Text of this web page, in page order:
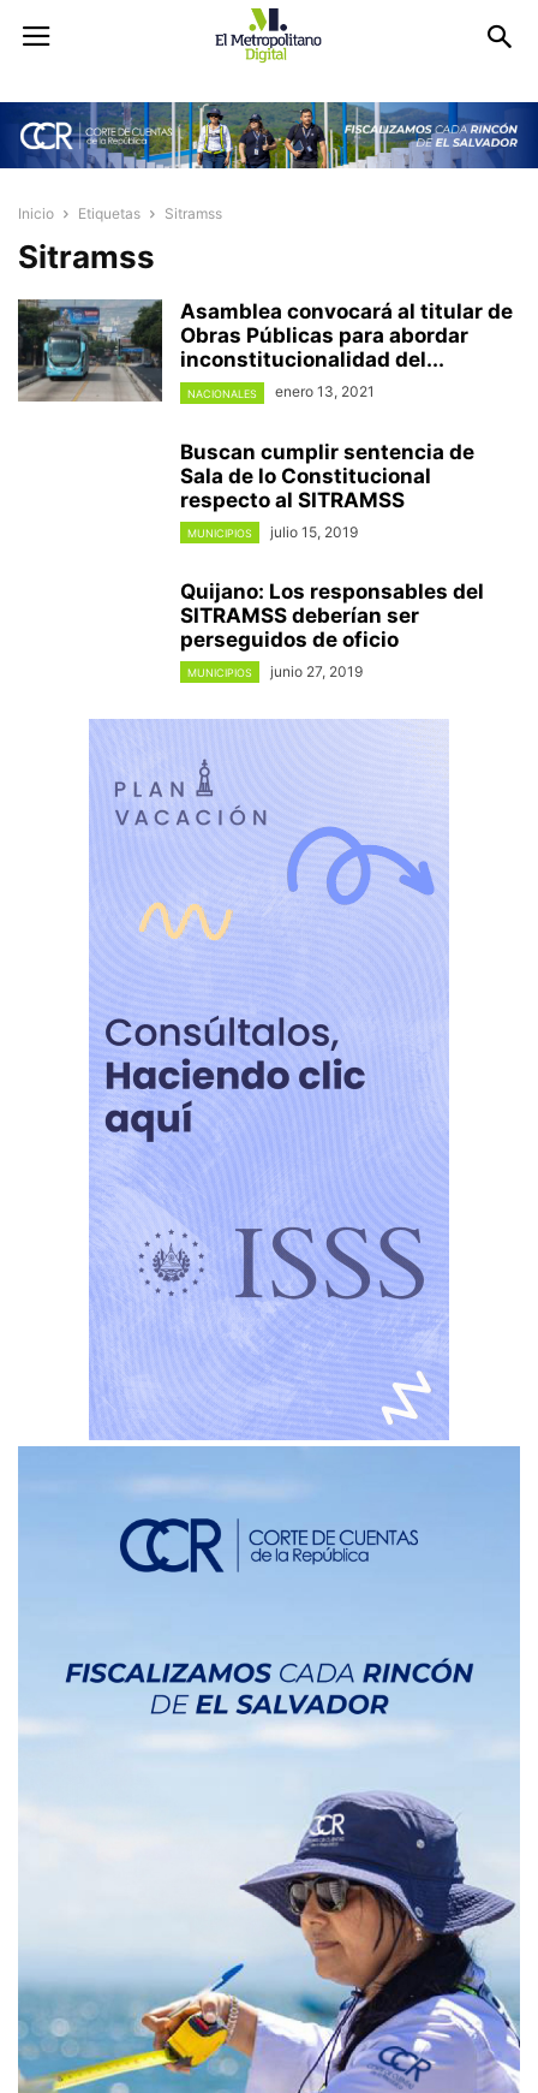
Inicio Etiquetas Sitramss
Sitramss
Asamblea convocará al titular de
Obras Públicas para abordar
inconstitucionalidad del...
NACIONALES enero 13, 2021
Buscan cumplir sentencia de
Sala de lo Constitucional
respecto al SITRAMSS
MUNICIPIOS julio 15, 2019
Quijano: Los responsables del
SITRAMSS deberían ser
perseguidos de oficio
MUNICIPIOS junio 27, 2019